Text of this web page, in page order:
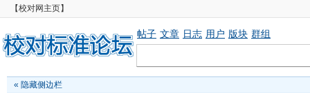
【校对网主页】
帖子 文章 日志 用户 版块 群组
« 隐藏侧边栏